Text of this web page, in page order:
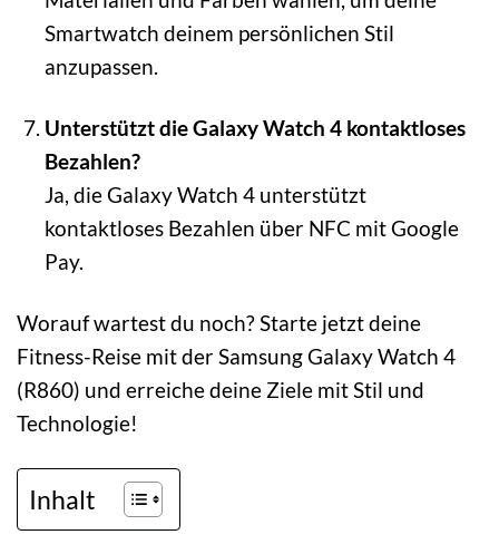
Smartwatch deinem persönlichen Stil
anzupassen.
Unterstützt die Galaxy Watch 4 kontaktloses
Bezahlen?
Ja, die Galaxy Watch 4 unterstützt
kontaktloses Bezahlen über NFC mit Google
Pay.
Worauf wartest du noch? Starte jetzt deine
Fitness-Reise mit der Samsung Galaxy Watch 4
(R860) und erreiche deine Ziele mit Stil und
Technologie!
Inhalt